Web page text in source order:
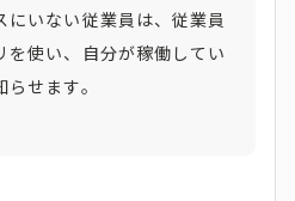
にいない従業員は、従業員
を使い、自分が稼働してい
せます。